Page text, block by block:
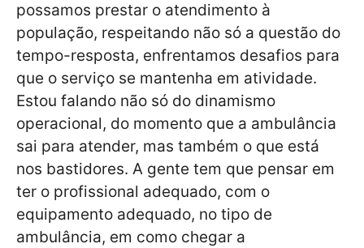
possamos prestar o atendimento à
população, respeitando não só a questão do
tempo-resposta, enfrentamos desafios para
que o serviço se mantenha em atividade.
Estou falando não só do dinamismo
operacional, do momento que a ambulância
sai para atender, mas também o que está
nos bastidores. A gente tem que pensar em
ter o profissional adequado, com o
equipamento adequado, no tipo de
ambulância, em como chegar a